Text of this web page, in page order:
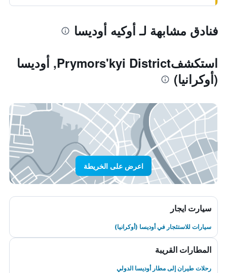
فنادق مشابهة لـ أوكيه أوديسا
استكشفPrymors'kyi District, أوديسا
(أوكرانيا)
اعرض على الخريطة
سيارت ايجار
سيارات للاستئجار في أوديسا (أوكرانيا)
المطارات القريبة
رحلات طيران إلى مطار أوديسا الدولي